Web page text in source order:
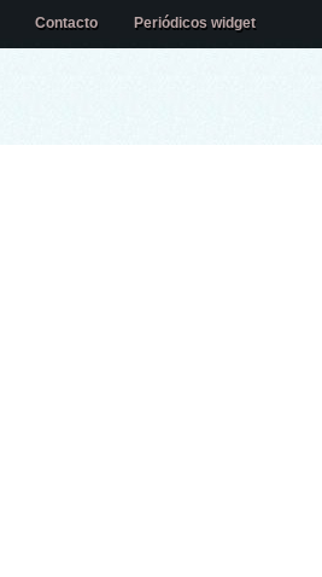
Contacto Periódicos widget